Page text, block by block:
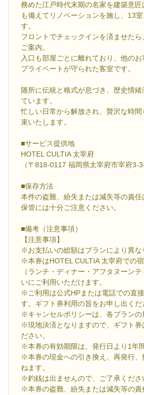
務めた江戸時代末期の名家を建築意
も備えてリノベーションを施し、13
す。
フロントでチェックインを済ませた
ご案内。
入口も部屋ごとに離れており、他のお
プライベートが守られた客室です。
随所に伝統と格式が息づき、歴史情
ています。
忙しい日常から解放され、贅沢な時
束いたします。
■サービス提供地
HOTEL CULTIA 太宰府
（〒818-0117 福岡県太宰府市宰府3-3-
■保存方法
本件の盗難、紛失または減失等の責任
保管には十分ご注意ください。
■備考（注意事項）
【注意事項】
※お支払いの総額はプランにより異な
※本券はHOTEL CULTIA 太宰府での
（ランチ・ディナー・アフタヌーン
いにご利用いただけます。
※ご利用は公式HPまたは電話での直
す。ギフト券利用の旨をお申し出くだ
※キャンセルポリシーは、各プランの
※現地決済となりますので、ギフト券
ださい。
※本券の有効期限は、発行日より1年
※本券の現金への引き換え、再発行、
ねます。
※釣銭は出ませんので、ご了承くださ
※本券の盗難、紛失または減失等の責